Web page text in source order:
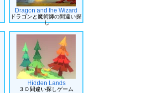
Dragon and the Wizard
ドラゴンと魔術師の間違い探
し
Hidden Lands
３Ｄ間違い探しゲーム